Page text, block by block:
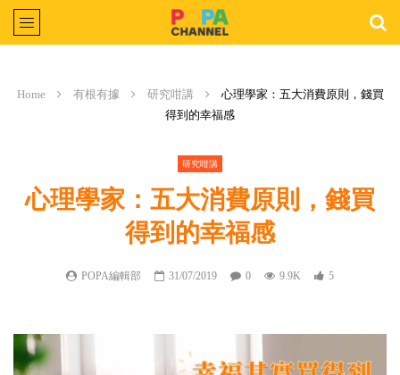
Home 有根有據 研究咁講
心理學家：五大消費原則，錢買
得到的幸福感
研究咁講
心理學家：五大消費原則，錢買
得到的幸福感
POPA編輯部 31/07/2019 0 9.9K 5